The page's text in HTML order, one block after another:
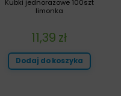
Kubki jednorazowe 100szt
limonka
11,39 zł
Dodaj do koszyka